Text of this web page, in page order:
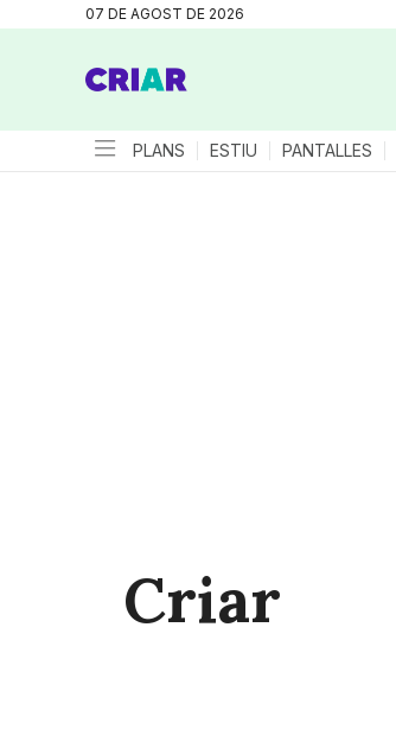
07 DE AGOST DE 2026
PLANS ESTIU PANTALLES
Criar